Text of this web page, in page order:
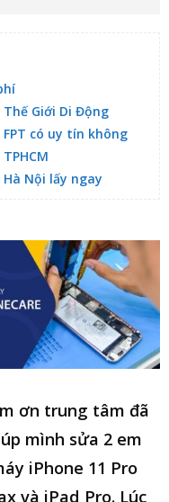
Giới Di Động
có uy tín không
Nội lấy ngay
ơn trung tâm đã
mình sửa 2 em
iPhone 11 Pro
và iPad Pro. Lúc